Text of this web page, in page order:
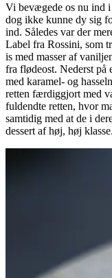
Vi bevægede os nu ind
dog ikke kunne dy sig
ind. Således var der
Label fra Rossini, som
is med masser af
fra flødeost. Nederst på
med karamel- og
retten færdiggjort med
fuldendte retten, hvor
samtidig med at de i
dessert af høj, høj klasse.